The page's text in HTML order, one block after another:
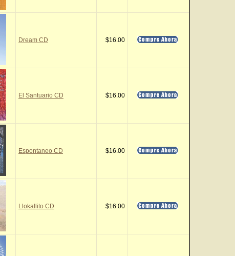
Dream CD $16.00
El Santuario CD $16.00
Espontaneo CD $16.00
Llokallito CD $16.00